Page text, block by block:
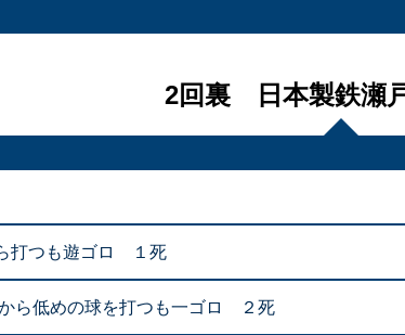
2回裏 日本製鉄瀬
打つも遊ゴロ １死
ら低めの球を打つも一ゴロ ２死